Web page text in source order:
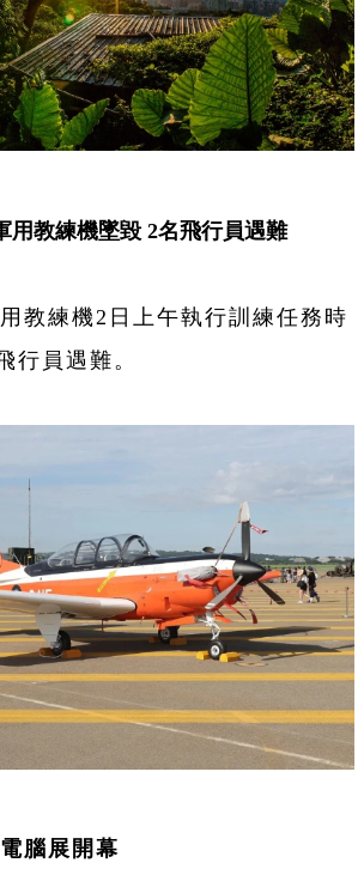
用教練機墜毀 2名飛行員遇難
教練機2日上午執行訓練任務時
行員遇難。
腦展開幕